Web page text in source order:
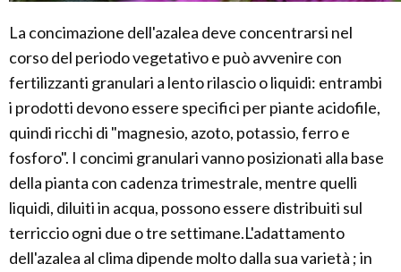
La concimazione dell'azalea deve concentrarsi nel
corso del periodo vegetativo e può avvenire con
fertilizzanti granulari a lento rilascio o liquidi: entrambi
i prodotti devono essere specifici per piante acidofile,
quindi ricchi di "magnesio, azoto, potassio, ferro e
fosforo". I concimi granulari vanno posizionati alla base
della pianta con cadenza trimestrale, mentre quelli
liquidi, diluiti in acqua, possono essere distribuiti sul
terriccio ogni due o tre settimane.L'adattamento
dell'azalea al clima dipende molto dalla sua varietà ; in